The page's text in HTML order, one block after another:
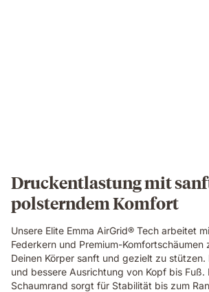
foam
layer
of
the
Emma
Original
Elite
mattress,
Druckentlastung mit
polsterndem Komfort
Unsere Elite Emma AirGrid® Tech arbeitet
Federkern und Premium-Komfortschäumen
Deinen Körper sanft und gezielt zu
und bessere Ausrichtung von Kopf bis Fuß.
Schaumrand sorgt für Stabilität bis zum